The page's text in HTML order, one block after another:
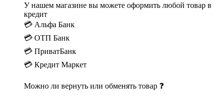
У нашем магазине вы можете оформить любой товар в
кредит
💳 Альфа Банк
💳 ОТП Банк
💳 ПриватБанк
💳 Кредит Маркет
Можно ли вернуть или обменять товар ❓